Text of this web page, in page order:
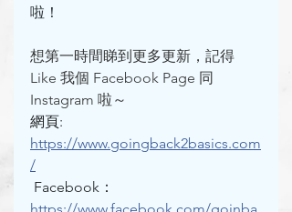
啦！
想第一時間睇到更多更新，記得
Like 我個 Facebook Page 同
Instagram 啦～
網頁:
https://www.goingback2basics.com
/
Facebook：